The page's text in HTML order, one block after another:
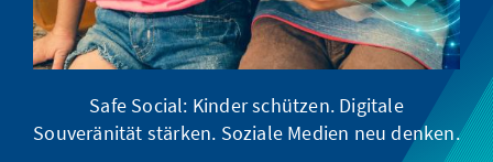
Safe Social: Kinder schützen. Digitale
Souveränität stärken. Soziale Medien neu denken.